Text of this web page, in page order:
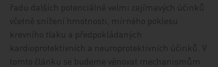
řadu dalších potenciálně velmi zajímavých účinků
včetně snížení hmotnosti, mírného poklesu
krevního tlaku a předpokládaných
kardioprotektivních a neuroprotektivních účinků. V
tomto článku se budeme věnovat mechanismům